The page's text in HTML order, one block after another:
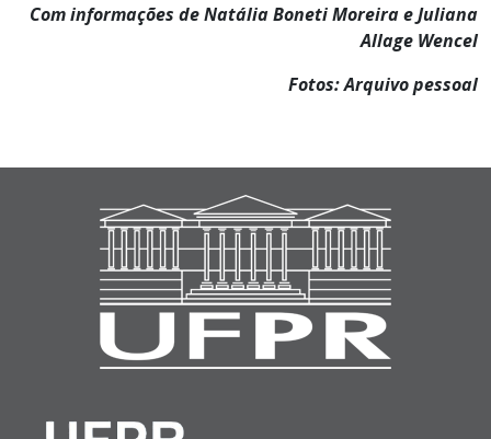
Com informações de Natália Boneti Moreira e Juliana
Allage Wencel
Fotos: Arquivo pessoal